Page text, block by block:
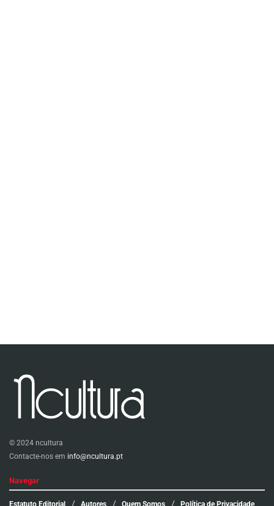
© 2024 ncultura
Contacte-nos em info@ncultura.pt
Navegar
Estatuto Editorial Autores Quem Somos Política de Privacidade